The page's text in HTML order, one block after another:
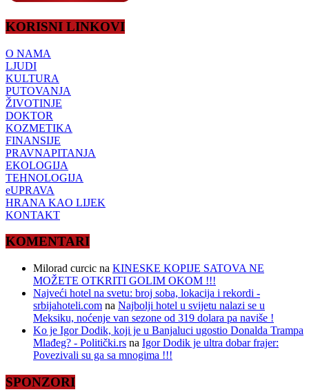
KORISNI LINKOVI
O NAMA
LJUDI
KULTURA
PUTOVANJA
ŽIVOTINJE
DOKTOR
KOZMETIKA
FINANSIJE
PRAVNAPITANJA
EKOLOGIJA
TEHNOLOGIJA
eUPRAVA
HRANA KAO LIJEK
KONTAKT
KOMENTARI
Milorad curcic na KINESKE KOPIJE SATOVA NE
MOŽETE OTKRITI GOLIM OKOM !!!
Najveći hotel na svetu: broj soba, lokacija i rekordi -
srbijahoteli.com na Najbolji hotel u svijetu nalazi se u
Meksiku, noćenje van sezone od 319 dolara pa naviše !
Ko je Igor Dodik, koji je u Banjaluci ugostio Donalda Trampa
Mlađeg? - Politički.rs na Igor Dodik je ultra dobar frajer:
Povezivali su ga sa mnogima !!!
SPONZORI